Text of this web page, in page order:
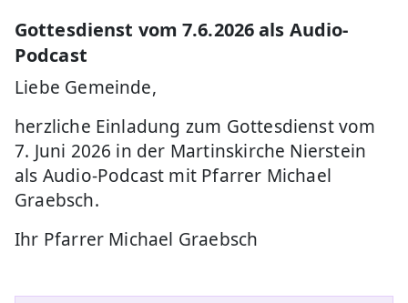
Gottesdienst vom 7.6.2026 als Audio-
Podcast
Liebe Gemeinde,
herzliche Einladung zum Gottesdienst vom
7. Juni 2026 in der Martinskirche Nierstein
als Audio-Podcast mit Pfarrer Michael
Graebsch.
Ihr Pfarrer Michael Graebsch